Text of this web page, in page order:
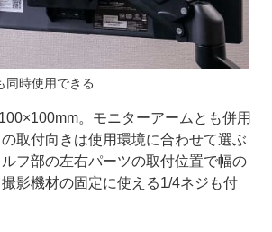
同時使用できる
。モニターアームとも併用
取付向きは使用環境に合わせて選ぶ
フ部の左右パーツの取付位置で幅の
影機材の固定に使える1/4ネジも付